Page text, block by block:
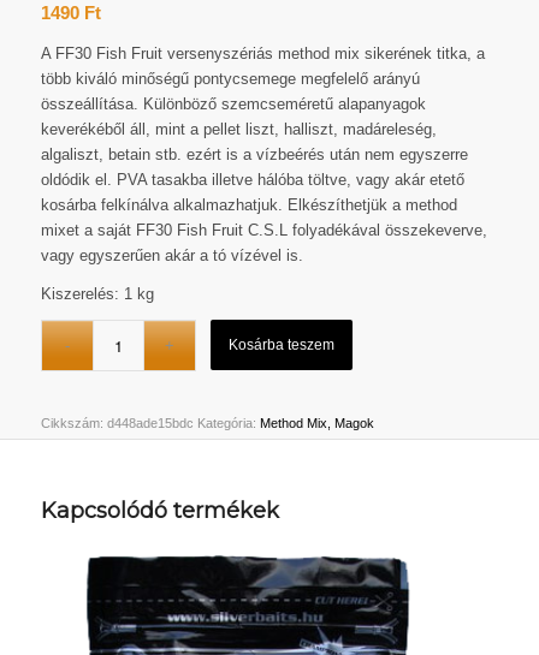
1490 Ft
A FF30 Fish Fruit versenyszériás method mix sikerének titka, a
több kiváló minőségű pontycsemege megfelelő arányú
összeállítása. Különböző szemcseméretű alapanyagok
keverékéből áll, mint a pellet liszt, halliszt, madáreleség,
algaliszt, betain stb. ezért is a vízbeérés után nem egyszerre
oldódik el. PVA tasakba illetve hálóba töltve, vagy akár etető
kosárba felkínálva alkalmazhatjuk. Elkészíthetjük a method
mixet a saját FF30 Fish Fruit C.S.L folyadékával összekeverve,
vagy egyszerűen akár a tó vízével is.
Kiszerelés: 1 kg
Kosárba teszem
Cikkszám: d448ade15bdc Kategória: Method Mix, Magok
Kapcsolódó termékek